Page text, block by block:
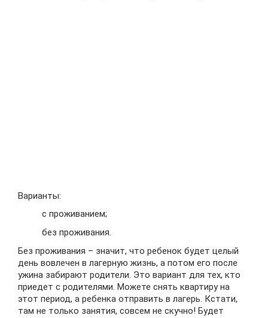
Варианты:
с проживанием;
без проживания.
Без проживания – значит, что ребенок будет целый
день вовлечен в лагерную жизнь, а потом его после
ужина забирают родители. Это вариант для тех, кто
приедет с родителями. Можете снять квартиру на
этот период, а ребенка отправить в лагерь. Кстати,
там не только занятия, совсем не скучно! Будет